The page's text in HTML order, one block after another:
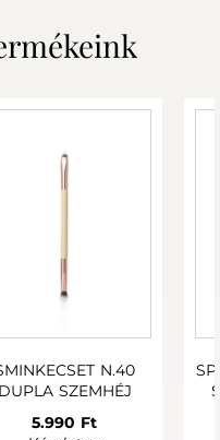
fel, satírozd el az
tartós színt egész nap.
Acid, Lecithin,
Phosphate.
N.40
DUPLA SZEMHÉJ
5.990 Ft